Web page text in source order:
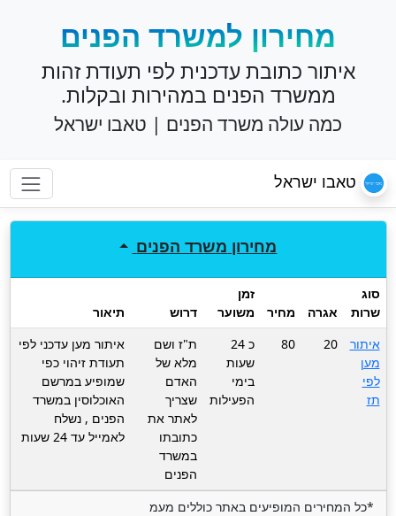
מחירון למשרד הפנים
איתור כתובת עדכנית לפי תעודת זהות
ממשרד הפנים במהירות ובקלות.
כמה עולה משרד הפנים | טאבו ישראל
טאבו ישראל
מחירון משרד הפנים
סוג
שרות
אגרה מחיר
זמן
משוער
דרוש
תיאור
איתור
מען
לפי
תז
20
80
כ 24
שעות
בימי
הפעילות
ת"ז ושם
מלא של
האדם
שצריך
לאתר את
כתובתו
במשרד
הפנים
איתור מען עדכני לפי
תעודת זיהוי כפי
שמופיע במרשם
האוכלוסין במשרד
הפנים , נשלח
לאמייל עד 24 שעות
*כל המחירים המופיעים באתר כוללים מעמ